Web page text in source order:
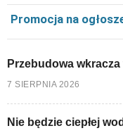
Promocja na
Przebudowa
7 SIERPNIA 2026
Nie będzie ciepłej